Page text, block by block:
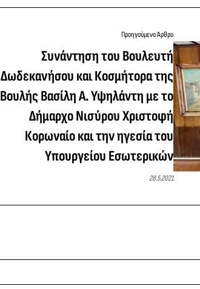
Προηγούμενο Άρθρο
Συνάντηση του Βουλευτή
Δωδεκανήσου και Κοσμήτορα της
Βουλής Βασίλη Α. Υψηλάντη με το
Δήμαρχο Νισύρου Χριστοφή
Κορωναίο και την ηγεσία του
Υπουργείου Εσωτερικών
28.5.2021